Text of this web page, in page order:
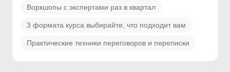
Воркшопы с экспертами раз в квартал
3 формата курса выбирайте, что подходит вам
Практические техники переговоров и переписки